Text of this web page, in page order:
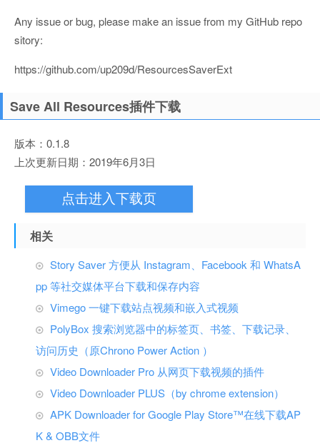
Any issue or bug, please make an issue from my GitHub repo
sitory:
https://github.com/up209d/ResourcesSaverExt
Save All Resources插件下载
版本：0.1.8
上次更新日期：2019年6月3日
点击进入下载页
相关
Story Saver 方便从 Instagram、Facebook 和 WhatsA
pp 等社交媒体平台下载和保存内容
Vimego 一键下载站点视频和嵌入式视频
PolyBox 搜索浏览器中的标签页、书签、下载记录、
访问历史（原Chrono Power Action ）
Video Downloader Pro 从网页下载视频的插件
Video Downloader PLUS（by chrome extension）
APK Downloader for Google Play Store™在线下载AP
K & OBB文件